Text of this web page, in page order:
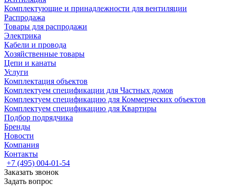
Комплектующие и принадлежности для вентиляции
Распродажа
Товары для распродажи
Электрика
Кабели и провода
Хозяйственные товары
Цепи и канаты
Услуги
Комплектация объектов
Комплектуем спецификации для Частных домов
Комплектуем спецификацию для Коммерческих объектов
Комплектуем спецификацию для Квартиры
Подбор подрядчика
Бренды
Новости
Компания
Контакты
+7 (495) 004-01-54
Заказать звонок
Задать вопрос